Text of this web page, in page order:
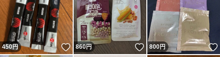
450円 いいね！
860円 いいね！
800円